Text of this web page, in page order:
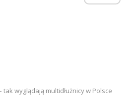
tak wyglądają multidłużnicy w Polsce